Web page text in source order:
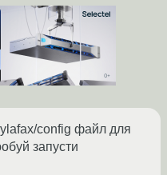
config файл для
запусти